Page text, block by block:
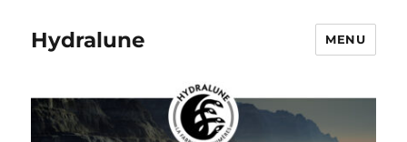
Hydralune MENU